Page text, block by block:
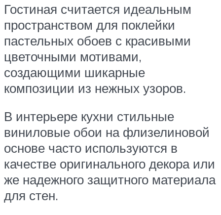
Гостиная считается идеальным
пространством для поклейки
пастельных обоев с красивыми
цветочными мотивами,
создающими шикарные
композиции из нежных узоров.
В интерьере кухни стильные
виниловые обои на флизелиновой
основе часто используются в
качестве оригинального декора или
же надежного защитного материала
для стен.